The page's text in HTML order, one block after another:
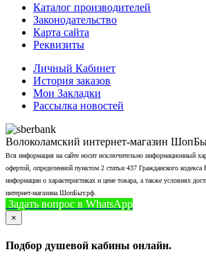
Каталог производителей
Законодательство
Карта сайта
Реквизиты
Личный Кабинет
История заказов
Мои Закладки
Рассылка новостей
Волоколамский интернет-магазин
Вся информация на сайте носит исключительно информационный
офертой, определенной пунктом 2 статьи 437 Гражданского
информации о характеристиках и цене товара, а также условиях
интернет-магазина ШопБыт.рф.
Задать вопрос в WhatsApp
×
Подбор душевой кабины онлайн.